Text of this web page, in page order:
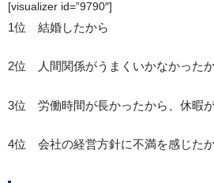
[visualizer id=”9790″]
1位 結婚したから
2位 人間関係がうまくいかなかった
3位 労働時間が長かったから、休暇
4位 会社の経営方針に不満を感じた